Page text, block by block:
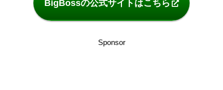
BigBossの公式サイトはこちら
Sponsor